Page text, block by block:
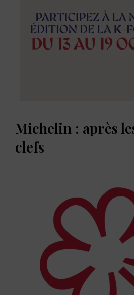
Michelin : après
clefs